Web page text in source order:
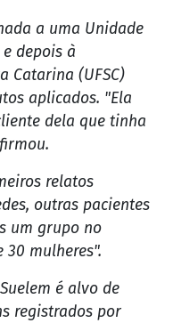
a uma Unidade
depois à
Catarina (UFSC)
aplicados. "Ela
dela que tinha
relatos
outras pacientes
um grupo no
30 mulheres".
é alvo de
registrados por